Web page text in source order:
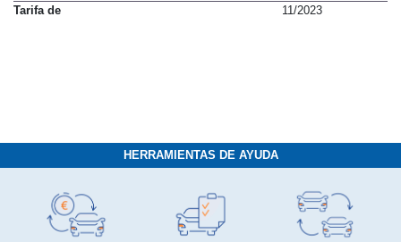
Tarifa de
11/2023
HERRAMIENTAS DE AYUDA